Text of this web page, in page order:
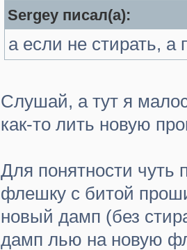
Sergey писал(а):
а если не стирать, а
Слушай, а тут я
как-то лить новую
Для понятности чуть
флешку с битой
новый дамп (без
дамп лью на новую